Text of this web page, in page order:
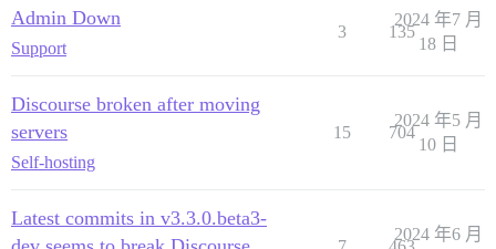
Admin Down
Support
3 135
2024 年7 月
18 日
Discourse broken after moving
servers
Self-hosting
15 704
2024 年5 月
10 日
Latest commits in v3.3.0.beta3-
2024 年6 月